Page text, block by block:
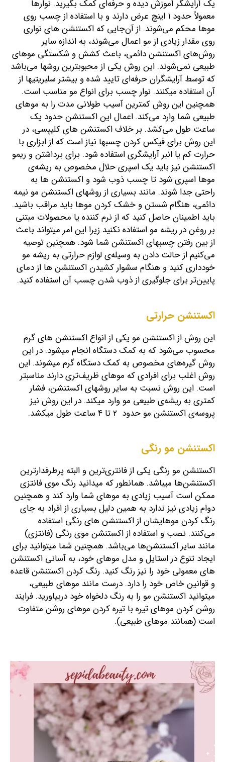
یک آرایشگر آموزش دیده و حرفه‌ای کمک بگیرید. نوارها
معمولاً حدود 1 اینچ عرض دارند و با استفاده از چسب روی
موها محکم می‌‎شوند. از آن‌‎جایی که اکستنشن های نواری
روی مقدار زیادی از مو اعمال می‌شوند، به اندازه سایر
روش‌های اکستنشن دائمی، باعث کشش و شکستگی موهای
طبیعی نمی‌شوند. این روش یکی از محبوب‎ترین روش‎ها می‌باشد
که توسط آرایشگران حرفه‌ای تایید شده و بیشتر سلبریتی‎ها از
آن استفاده می‎کنند. نوار چسب برای انواع مو مناسب است.
همچنین این روش کمترین آسیب طولانی مدت را به موهای
طبیعی شما وارد می‌کند. اعمال این اکستنشن حدود یک
ساعت طول می‌کشد. بر خلاف اکستنشن های کلیپسی، در
این روش برای فیکس کردن چسب‎‏ها نیاز است که از ابزاری با
حرارت کم یا انبر آرایشگری استفاده شود. برای برداشتن و ریمو
اکستنشن نیز باید یک اسپری حلال مخصوص به ریشه‌ی
موها اسپری شود تا چسب ذوب شود و اکستنشن ها به
راحتی جدا شوند. مانند بسیاری از روش‎های اکستنشن مو نیمه
دائمی، هنگام شستن و خشک کردن موها باید مراقب باشید.
باید اطمینان حاصل کنید که از نرم کننده یا محصولات مبتنی
بر روغن در ریشه مو استفاده نکنید زیرا این امر می‎تواند باعث
از بین رفتن چسب‎های اکستنشن شما شود. همچنین توصیه
می‌کنیم از حالت دادن به وسیله‌ی لوازم حرارتی به ریشه مو
خودداری کنید و هنگام سشوار کشیدن اکستنشن‌ ها از دمای
پایین‌تر برای جلوگیری از ذوب شدن چسب آن استفاده کنید.
اکستنشن حرارتی
این روش از اکستنشن مو یکی از انواع اکستنشن های گرم
محسوب می‌‎شود که به کمک دستگاه انجام می‎شود. در این
روش گیره‌های مخصوص به کمک دستگاه گرم می‎شوند. این
روش اغلب برای افرادی که موهای ظریف‌تری دارند مناسب‎تر
است. این روش نسبت به سایر روش‎های اکستنشن، فشار
کمتری به ریشه‌ی طبیعی مو وارد می‎کند. در این روش نیز
پروسه‌ی اکستنشن مو حدود 2 تا 4 ساعت طول می‎کشد.
اکستنشن مو رنگی
اکستنشن مو رنگی یکی از فانتری‌ترین و البته پر‎طرفدارترین
اکستنشن‌ها می‎باشد. همانطور که می‎دانید رنگ موی فانتزی
ممکن است آسیب زیادی به موهای شما وارد کند و همچنین
دوام زیادی نیز ندارد به همین دلیل بسیاری از افراد به جای
رنگ کردن موهایشان از اکستنشن‌ های رنگی استفاده
می‎‌‌کنند. نصب و استفاده از اکستنشن موی رنگی (فانتزی)
مانند سایر اکستنشن‌ها می‌باشد.
همچنین شما می‎توانید برای
ایجاد تنوع در استایل و مدل موهای خود، به آسانی اکستنشن‌
های معمولی خود را نیز رنگ کنید. رنگ کردن اکستنشن قاعده
و قوانین خاص خود را دارد. درست مانند موهای طبیعی،
می‎توانید اکستنشن مو را به رنگ دلخواه خود دربیاورید. فرایند
روشن کردن موهای تیره با تیره کردن موهای روشن متفاوت
است (همانند موهای طبیعی).